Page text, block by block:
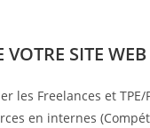
SITE
les Freelances et
en internes